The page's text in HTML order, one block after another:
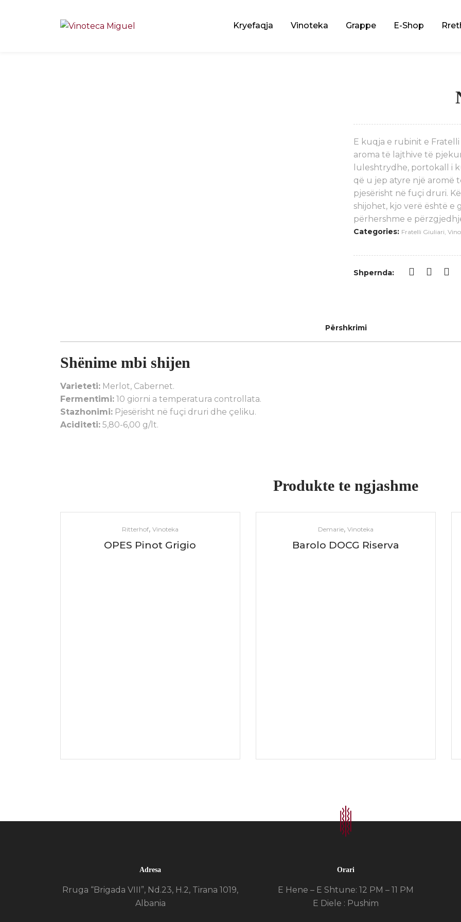
Kryefaqja Vinoteka Grappe E-Shop
E kuqja e rubinit e
aroma të lajthive të
luleshtrydhe, portokall i
që u jep atyre një aromë
pjesërisht në fuçi druri.
shijohet, kjo verë është e
përhershme e
Categories: Fratelli Giuliari,
Shpernda:
Përshkrimi
Shënime mbi shijen
Varieteti: Merlot, Cabernet.
Fermentimi: 10 giorni a temperatura controllata.
Stazhonimi: Pjesërisht në fuçi druri dhe çeliku.
Aciditeti: 5,80-6,00 g/lt.
Produkte te ngjashme
Ritterhof, Vinoteka
OPES Pinot Grigio
Demarie, Vinoteka
Barolo DOCG Riserva
Adresa
Rruga “Brigada VIII”, Nd.23, H.2, Tirana 1019,
Albania
Orari
E Hene – E Shtune: 12 PM – 11 PM
E Diele : Pushim